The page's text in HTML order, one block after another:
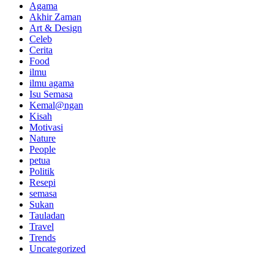
Agama
Akhir Zaman
Art & Design
Celeb
Cerita
Food
ilmu
ilmu agama
Isu Semasa
Kemal@ngan
Kisah
Motivasi
Nature
People
petua
Politik
Resepi
semasa
Sukan
Tauladan
Travel
Trends
Uncategorized